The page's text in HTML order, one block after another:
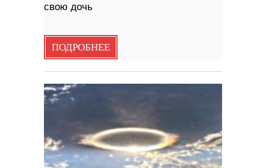
свою дочь
ПОДРОБНЕЕ